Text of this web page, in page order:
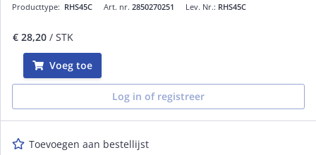
Art. nr. 2850270251
Producttype: RHS45C Lev. Nr.: RHS45C
€ 28,20 / STK
Voeg toe
Log in of registreer
Toevoegen aan bestellijst